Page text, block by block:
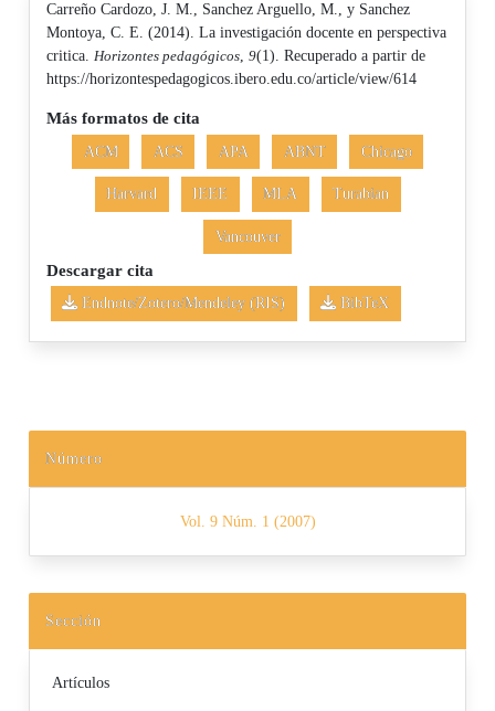
Carreño Cardozo, J. M., Sanchez Arguello, M., y Sanchez
Montoya, C. E. (2014). La investigación docente en perspectiva
critica.Horizontes pedagógicos,9(1). Recuperado a partir de
https://horizontespedagogicos.ibero.edu.co/article/view/614
Más formatos de cita
ACM ACS APA ABNT Chicago
Harvard IEEE MLA Turabian
Vancouver
Descargar cita
Endnote/Zotero/Mendeley (RIS) BibTeX
Número
Vol. 9 Núm. 1 (2007)
Sección
Artículos